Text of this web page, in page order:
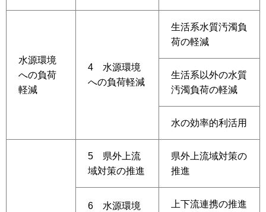
水源環境
への負荷
軽減
4 水源環境
への負荷軽減
生活系水質汚濁負
荷の軽減
生活系以外の水質
汚濁負荷の軽減
水の効率的利活用
5 県外上流
域対策の推進
県外上流域対策の
推進
6 水源環境
上下流連携の推進